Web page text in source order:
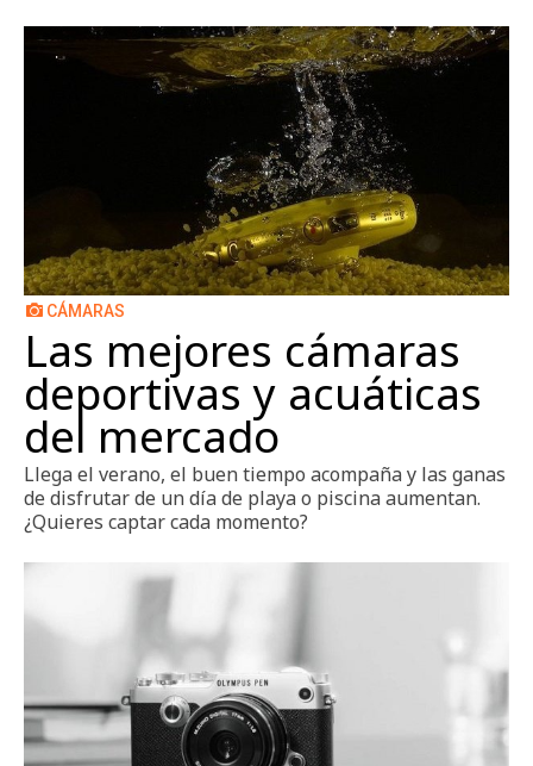
CÁMARAS
Las mejores cámaras
deportivas y acuáticas
del mercado
Llega el verano, el buen tiempo acompaña y las ganas
de disfrutar de un día de playa o piscina aumentan.
¿Quieres captar cada momento?